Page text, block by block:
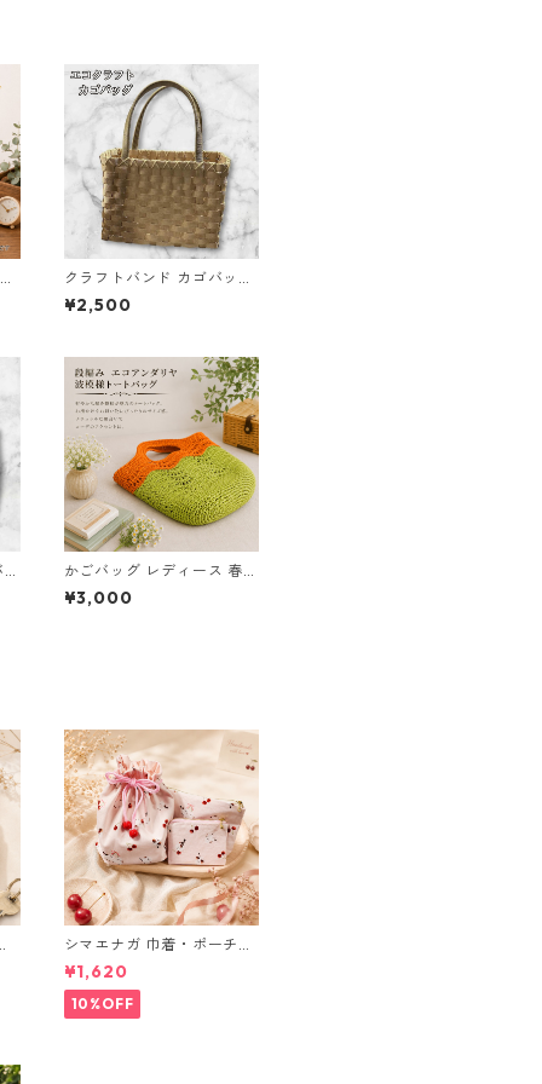
クラフトバンド カゴバッグ
e4 かごバッグ ハンドメイ
ド
¥2,500
かごバッグ レディース 春夏
エコアンダリヤ トートバッ
グ オレンジ グリーン n62
¥3,000
シマエナガ 巾着・ポーチ・
ミニポーチ(カード収納に
も) ３点セット さくらんぼ
柄×淡いピンク
¥1,620
10%OFF